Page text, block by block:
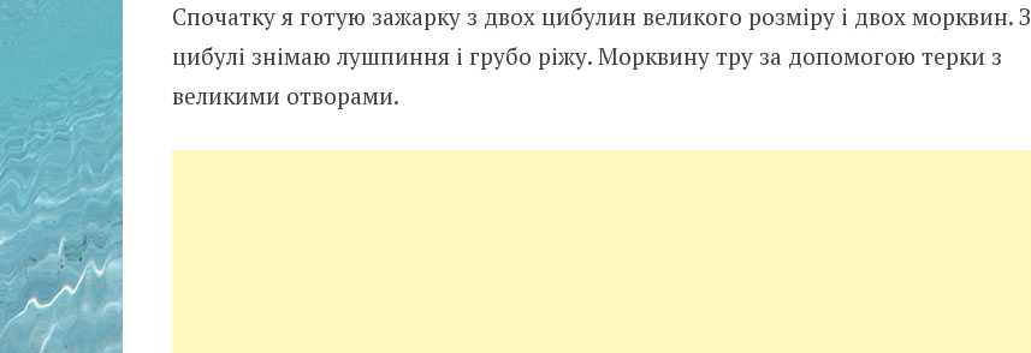
Спочатку я готую зажарку з двох цибулин великого розміру і двох морквин. З
цибулі знімаю лушпиння і грубо ріжу. Морквину тру за допомогою терки з
великими отворами.